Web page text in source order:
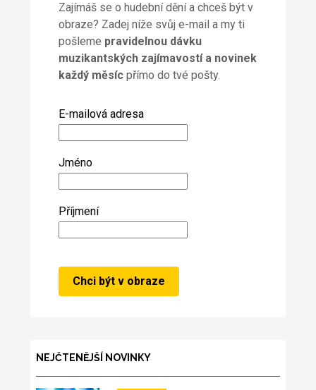
Zajímáš se o hudební dění a chceš být v
obraze? Zadej níže svůj e-mail a my ti
pošleme pravidelnou dávku
muzikantských zajímavostí a novinek
každý měsícpřímo do tvé pošty.
E-mailová adresa
Jméno
Příjmení
NEJČTENĚJŠÍ NOVINKY